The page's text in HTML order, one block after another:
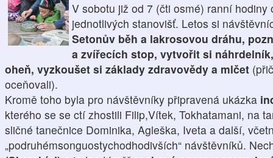
V sobotu již od 7 (čti osmé) ranní
jednotlivých stanovišť. Letos si
Setonův běh a lakrosovou dráhu,
a zvířecích stop, vytvořit si
oheň, vyzkoušet si základy zdravovědy a mlčet
oceňovali).
Kromě toho byla pro návštěvníky připravená ukázka
kterého se se ctí zhostili Filip,Vítek, Tokhatamani, na
sličné tanečnice Dominika, Agleška, Iveta a další,
„podruhémsonguostychodhodivších“ návštěvníků.